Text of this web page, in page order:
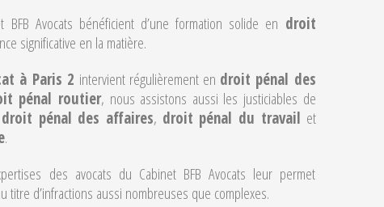
BFB Avocats bénéficient d’une formation solide en droit
significative en la matière.
à Paris 2 intervient régulièrement en droit pénal des
pénal routier, nous assistons aussi les justiciables de
droit pénal des affaires, droit pénal du travail et
.
des avocats du Cabinet BFB Avocats leur permet
titre d’infractions aussi nombreuses que complexes.